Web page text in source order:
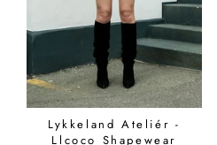
Lykkeland Ateliér -
Llcoco Shapewear